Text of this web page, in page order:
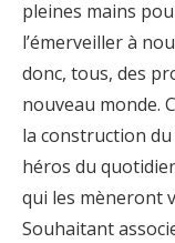
pleines mains
l’émerveiller à
donc, tous, des
nouveau monde.
la construction du
héros du
qui les mèneront
Souhaitant